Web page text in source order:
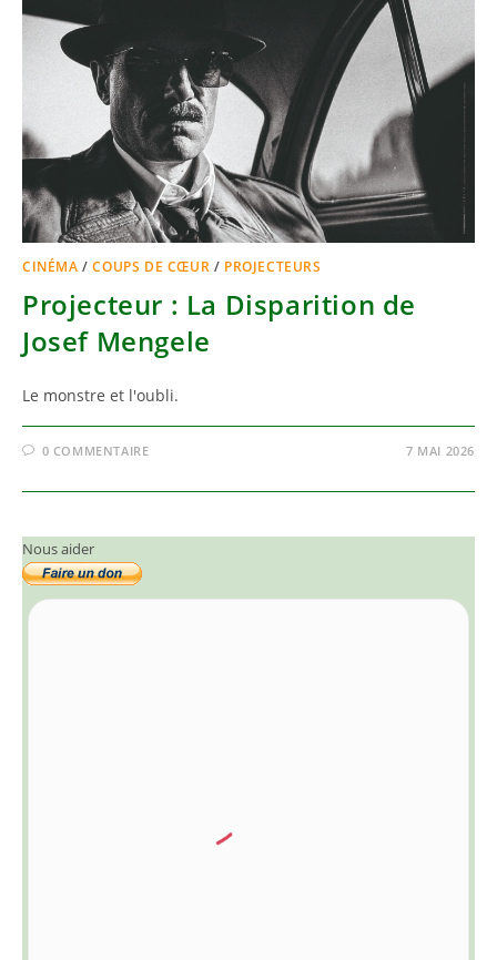
CINÉMA /COUPS DE CŒUR / PROJECTEURS
Projecteur : La Disparition de
Josef Mengele
Le monstre et l'oubli.
0 COMMENTAIRE 7 MAI 2026
Nous aider